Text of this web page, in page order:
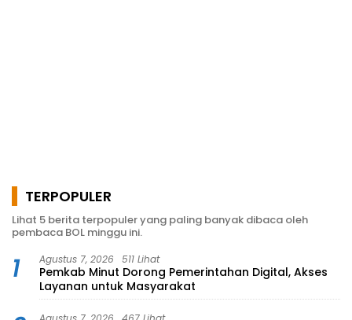
TERPOPULER
Lihat 5 berita terpopuler yang paling banyak dibaca oleh
pembaca BOL minggu ini.
1 Agustus 7, 2026 511 Lihat
Pemkab Minut Dorong Pemerintahan Digital, Akses
Layanan untuk Masyarakat